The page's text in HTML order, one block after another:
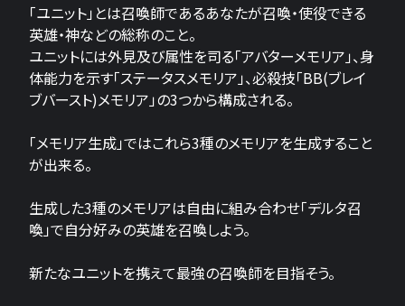
「ユニット」とは召喚師であるあなたが召喚・使役できる
英雄・神などの総称のこと。
ユニットには外見及び属性を司る「アバターメモリア」、身
体能力を示す「ステータスメモリア」、必殺技「BB(ブレイ
ブバースト)メモリア」の3つから構成される。
「メモリア生成」ではこれら3種のメモリアを生成すること
が出来る。
生成した3種のメモリアは自由に組み合わせ「デルタ召
喚」で自分好みの英雄を召喚しよう。
新たなユニットを携えて最強の召喚師を目指そう。